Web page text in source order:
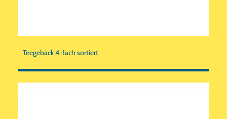
Teegebäck 4-fach sortiert